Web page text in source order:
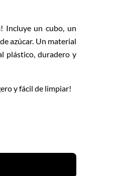
Incluye un cubo, un
azúcar. Un material
plástico, duradero y
y fácil de limpiar!